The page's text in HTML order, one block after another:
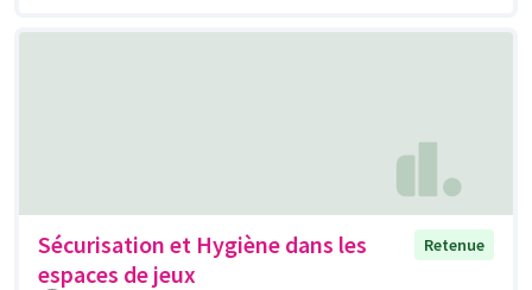
Sécurisation et Hygiène dans les
espaces de jeux
Retenue